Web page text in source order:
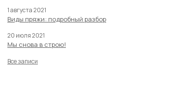
1 августа 2021
Виды пряжи: подробный разбор
20 июля 2021
Мы снова в строю!
Все записи